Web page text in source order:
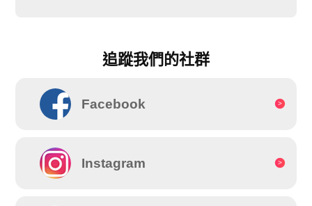
追蹤我們的社群
Facebook
Instagram